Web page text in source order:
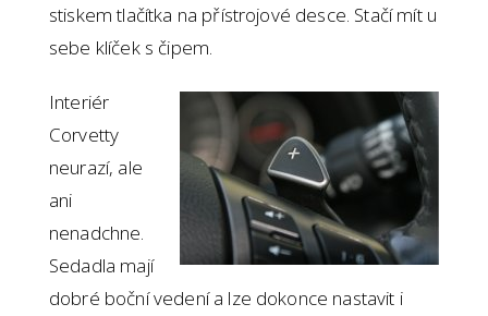
stiskem tlačítka na přístrojové desce. Stačí mít u
sebe klíček s čipem.
Interiér
Corvetty
neurazí, ale
ani
nenadchne.
Sedadla mají
dobré boční vedení a lze dokonce nastavit i